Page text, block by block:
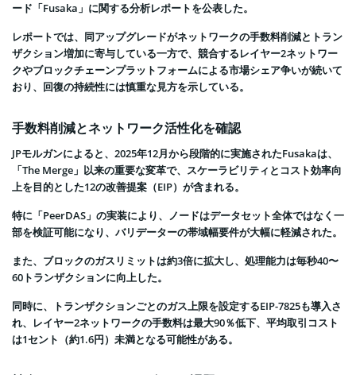
ード「Fusaka」に関する分析レポートを公表した。
レポートでは、同アップグレードがネットワークの手数料削減とトラン
ザクション増加に寄与している一方で、競合するレイヤー2ネットワー
クやブロックチェーンプラットフォームによる市場シェア争いが続いて
おり、回復の持続性には慎重な見方を示している。
手数料削減とネットワーク活性化を確認
JPモルガンによると、2025年12月から段階的に実施されたFusakaは、
「The Merge」以来の重要な変革で、スケーラビリティとコスト効率向
上を目的とした12の改善提案（EIP）が含まれる。
特に「PeerDAS」の実装により、ノードはデータセット全体ではなく一
部を検証可能になり、バリデーターの帯域幅要件が大幅に軽減された。
また、ブロックのガスリミットは約3倍に拡大し、処理能力は毎秒40〜
60トランザクションに向上した。
同時に、トランザクションごとのガス上限を設定するEIP-7825も導入さ
れ、レイヤー2ネットワークの手数料は最大90％低下、平均取引コスト
は1セント（約1.6円）未満となる可能性がある。